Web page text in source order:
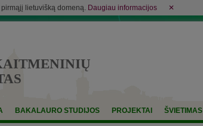
pirmąjį lietuvišką domeną. Daugiau informacijos ✕
BAKALAURO STUDIJOS PROJEKTAI ŠVIETIMAS